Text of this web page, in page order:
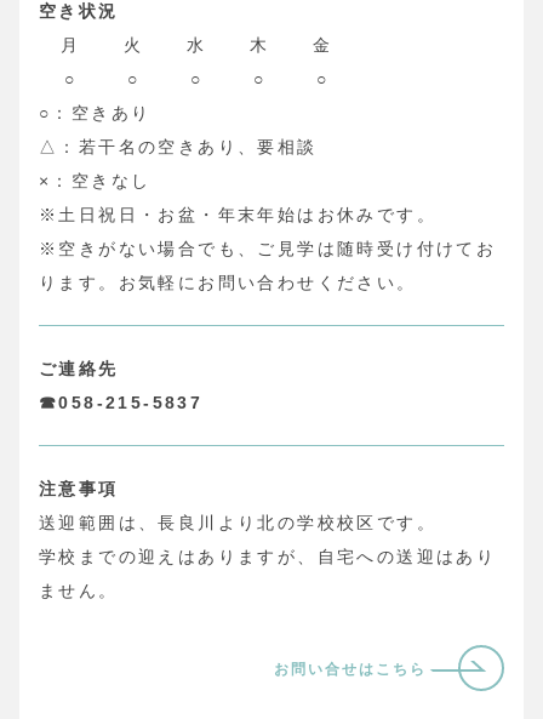
空き状況
月
火 水 木
金
○
○ ○ ○
○
○：空きあり
△：若干名の空きあり、要相談
×：空きなし
※土日祝日・お盆・年末年始はお休みです。
※空きがない場合でも、ご見学は随時受け付けてお
ります。お気軽にお問い合わせください。
ご連絡先
☎058-215-5837
注意事項
送迎範囲は、長良川より北の学校校区です。
学校までの迎えはありますが、自宅への送迎はあり
ません。
お問い合せはこちら